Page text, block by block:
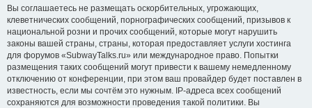
Вы соглашаетесь не размещать оскорбительных, угрожающих,
клеветнических сообщений, порнографических сообщений, призывов к
национальной розни и прочих сообщений, которые могут нарушить
законы вашей страны, страны, которая предоставляет услуги хостинга
для форумов «SubwayTalks.ru» или международное право. Попытки
размещения таких сообщений могут привести к вашему немедленному
отключению от конференции, при этом ваш провайдер будет поставлен в
известность, если мы сочтём это нужным. IP-адреса всех сообщений
сохраняются для возможности проведения такой политики. Вы